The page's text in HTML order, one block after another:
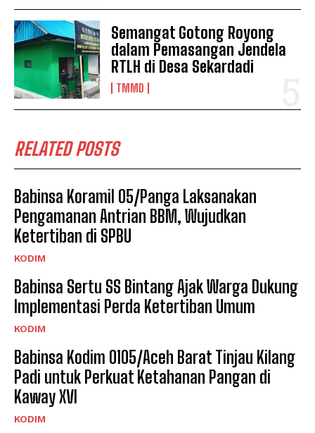
Semangat Gotong Royong
dalam Pemasangan Jendela
RTLH di Desa Sekardadi
TMMD
RELATED POSTS
Babinsa Koramil 05/Panga Laksanakan
Pengamanan Antrian BBM, Wujudkan
Ketertiban di SPBU
KODIM
Babinsa Sertu SS Bintang Ajak Warga Dukung
Implementasi Perda Ketertiban Umum
KODIM
Babinsa Kodim 0105/Aceh Barat Tinjau Kilang
Padi untuk Perkuat Ketahanan Pangan di
Kaway XVI
KODIM